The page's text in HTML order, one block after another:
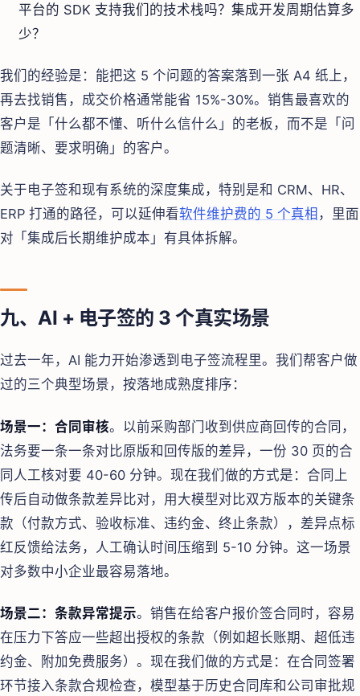
平台的 SDK 支持我们的技术栈吗？集成开发周期估算多
少？
我们的经验是：能把这 5 个问题的答案落到一张 A4 纸上，
再去找销售，成交价格通常能省 15%-30%。销售最喜欢的
客户是「什么都不懂、听什么信什么」的老板，而不是「问
题清晰、要求明确」的客户。
关于电子签和现有系统的深度集成，特别是和 CRM、HR、
ERP 打通的路径，可以延伸看软件维护费的 5 个真相 ，里面
对「集成后长期维护成本」有具体拆解。
九、AI + 电子签的 3 个真实场景
过去一年，AI 能力开始渗透到电子签流程里。我们帮客户做
过的三个典型场景，按落地成熟度排序：
场景一：合同审核。以前采购部门收到供应商回传的合同，
法务要一条一条对比原版和回传版的差异，一份 30 页的合
同人工核对要 40-60 分钟。现在我们做的方式是：合同上
传后自动做条款差异比对，用大模型对比双方版本的关键条
款（付款方式、验收标准、违约金、终止条款），差异点标
红反馈给法务，人工确认时间压缩到 5-10 分钟。这一场景
对多数中小企业最容易落地。
场景二：条款异常提示。销售在给客户报价签合同时，容易
在压力下答应一些超出授权的条款（例如超长账期、超低违
约金、附加免费服务）。现在我们做的方式是：在合同签署
环节接入条款合规检查，模型基于历史合同库和公司审批规